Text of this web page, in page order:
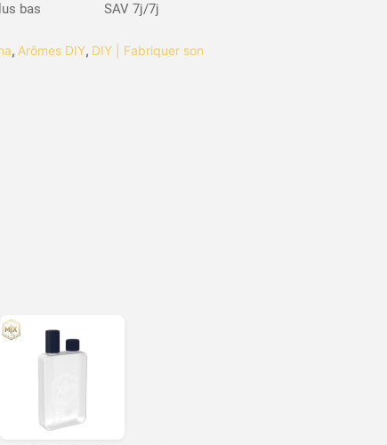
bas SAV 7j/7j
, Arômes DIY, DIY | Fabriquer son